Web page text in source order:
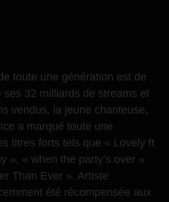
toute une génération est de
ses 32 milliards de streams et
vendus, la jeune chanteuse,
a marqué toute une
titres forts tels que « Lovely ft
», « when the party’s over »
Than Ever ». Artiste
été récompensée aux